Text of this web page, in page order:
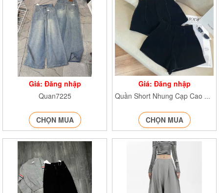
Giá: Đăng nhập
Quan7225
CHỌN MUA
Giá: Đăng nhập
Quần Short Nhung Cạp Cao QnhungN79
CHỌN MUA